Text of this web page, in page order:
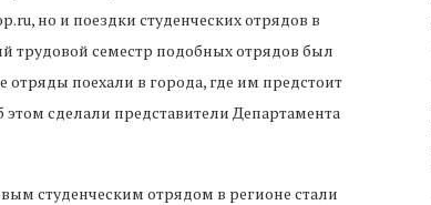
но и поездки студенческих отрядов в
трудовой семестр подобных отрядов был
поехали в города, где им предстоит
сделали представители Департамента
студенческим отрядом в регионе стали